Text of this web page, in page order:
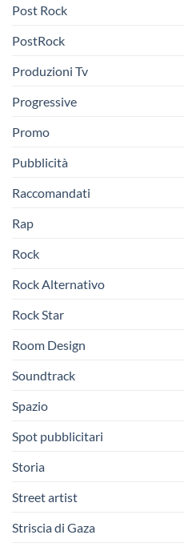
Post Rock
PostRock
Produzioni Tv
Progressive
Promo
Pubblicità
Raccomandati
Rap
Rock
Rock Alternativo
Rock Star
Room Design
Soundtrack
Spazio
Spot pubblicitari
Storia
Street artist
Striscia di Gaza